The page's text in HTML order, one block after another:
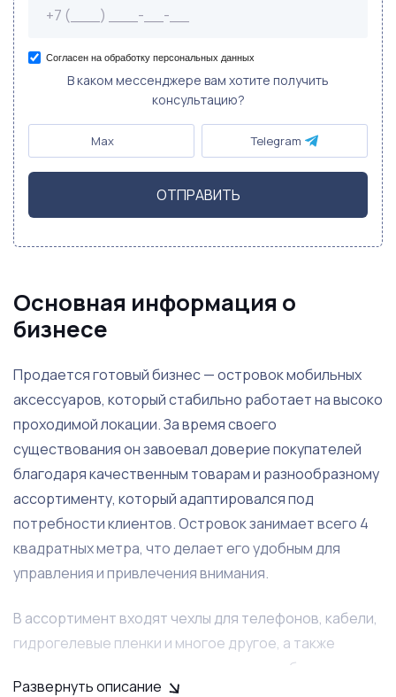
Согласен на обработку персональных данных
В каком мессенджере вам хотите получить
консультацию?
Max Telegram
ОТПРАВИТЬ
Основная информация о
бизнесе
Продается готовый бизнес — островок мобильных
аксессуаров, который стабильно работает на высоко
проходимой локации. За время своего
существования он завоевал доверие покупателей
благодаря качественным товарам и разнообразному
ассортименту, который адаптировался под
потребности клиентов. Островок занимает всего 4
квадратных метра, что делает его удобным для
управления и привлечения внимания.
В ассортимент входят чехлы для телефонов, кабели,
гидрогелевые пленки и многое другое, а также
предоставляются услуги по ремонту мобильных
устройств. В комплект передается витринный
Развернуть описание